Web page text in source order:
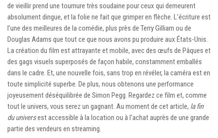
de vieillir prend une tournure très soudaine pour ceux qui demeurent
absolument dingue, et la folie ne fait que grimper en flèche. L’écriture est
l’une des meilleures de la comédie, plus près de Terry Gilliam ou de
Douglas Adams que tout ce que nous avons pu produire aux États-Unis.
La création du film est attrayante et mobile, avec des œufs de Pâques et
des gags visuels superposés de façon habile, constamment emballés
dans le cadre. Et, une nouvelle fois, sans trop en révéler, la caméra est en
toute simplicité superbe. De plus, nous obtenons une performance
joyeusement déséquilibrée de Simon Pegg. Regardez ce film et, comme
tout le univers, vous serez un gagnant. Au moment de cet article, la fin
du universest accessible à la location ou à l'achat auprès de une grande
partie des vendeurs en streaming.